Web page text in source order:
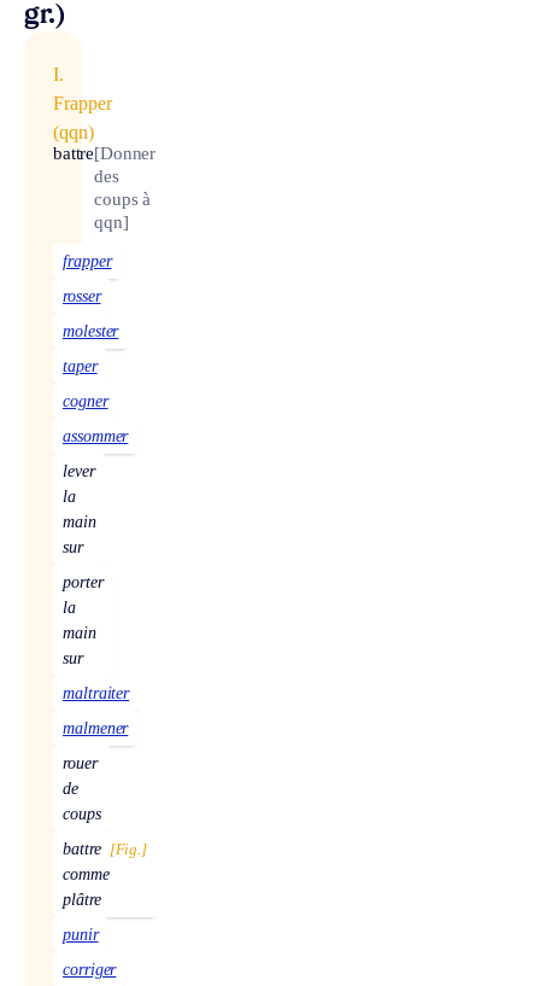
gr.)
I.
Frapper
(qqn)
battre[Donner
des
coups à
qqn]
frapper
rosser
molester
taper
cogner
assommer
lever
la
main
sur
porter
la
main
sur
maltraiter
malmener
rouer
de
coups
battre
comme
plâtre
[Fig.]
punir
corriger